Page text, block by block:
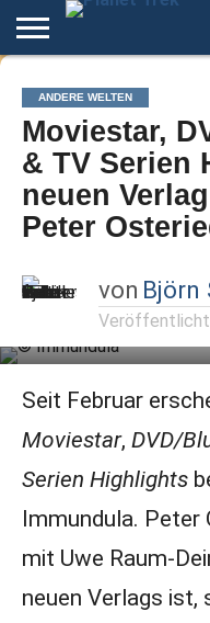
Home
Der
Podcast
Über
Star
Trek
Artikel
Andere
Welten
Autoren
ANDERE WELTEN
Moviestar,
& TV Serien
neuen
Peter
von Björn
Veröffentlicht
Seit Februar
Moviestar, DVD/
Serien Highlights
Immundula. Peter
mit Uwe Raum-
neuen Verlags ist,